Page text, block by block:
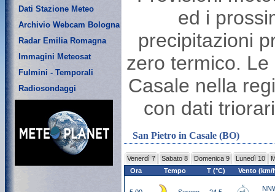
Dati Stazione Meteo
Archivio Webcam Bologna
Radar Emilia Romagna
Immagini Meteosat
Fulmini - Temporali
Radiosondaggi
ed i
precipitazioni
zero termico.
Casale nella
con dati
San Pietro in Casale (BO)
Venerdì 7 Sabato 8 Domenica 9 Lunedì 10
Ora
Tempo T (°C) Vento (km/